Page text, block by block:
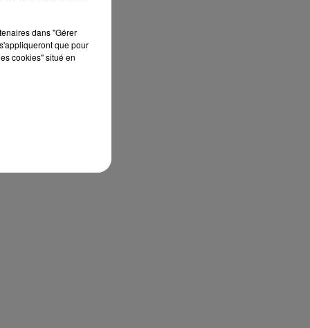
dans "Gérer
que pour
cookies" situé en